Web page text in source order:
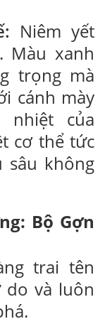
Niêm yết
Màu xanh
trọng mà
cánh mày
nhiệt của
cơ thể tức
sâu không
Bộ Gợn
trai tên
do và luôn